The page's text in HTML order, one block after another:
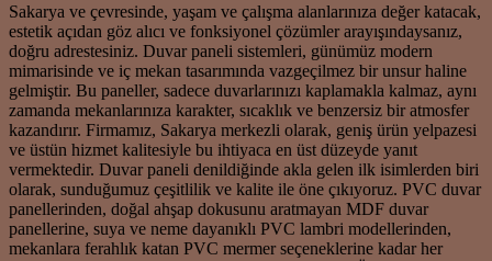
Sakarya ve çevresinde, yaşam ve çalışma alanlarınıza değer katacak,
estetik açıdan göz alıcı ve fonksiyonel çözümler arayışındaysanız,
doğru adrestesiniz. Duvar paneli sistemleri, günümüz modern
mimarisinde ve iç mekan tasarımında vazgeçilmez bir unsur haline
gelmiştir. Bu paneller, sadece duvarlarınızı kaplamakla kalmaz, aynı
zamanda mekanlarınıza karakter, sıcaklık ve benzersiz bir atmosfer
kazandırır. Firmamız, Sakarya merkezli olarak, geniş ürün yelpazesi
ve üstün hizmet kalitesiyle bu ihtiyaca en üst düzeyde yanıt
vermektedir. Duvar paneli denildiğinde akla gelen ilk isimlerden biri
olarak, sunduğumuz çeşitlilik ve kalite ile öne çıkıyoruz. PVC duvar
panellerinden, doğal ahşap dokusunu aratmayan MDF duvar
panellerine, suya ve neme dayanıklı PVC lambri modellerinden,
mekanlara ferahlık katan PVC mermer seçeneklerine kadar her